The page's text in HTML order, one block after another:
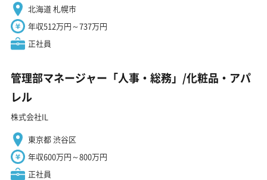
北海道 札幌市
年収512万円～737万円
正社員
管理部マネージャー「人事・総務」/化粧品・アパ
レル
株式会社IL
東京都 渋谷区
年収600万円～800万円
正社員